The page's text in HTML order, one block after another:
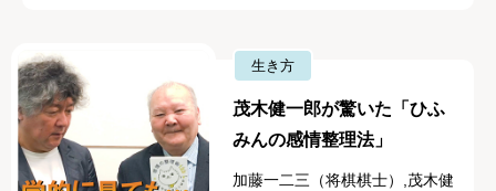
生き方
茂木健一郎が驚いた「ひふ
みんの感情整理法」
加藤一二三（将棋棋士）,茂木健